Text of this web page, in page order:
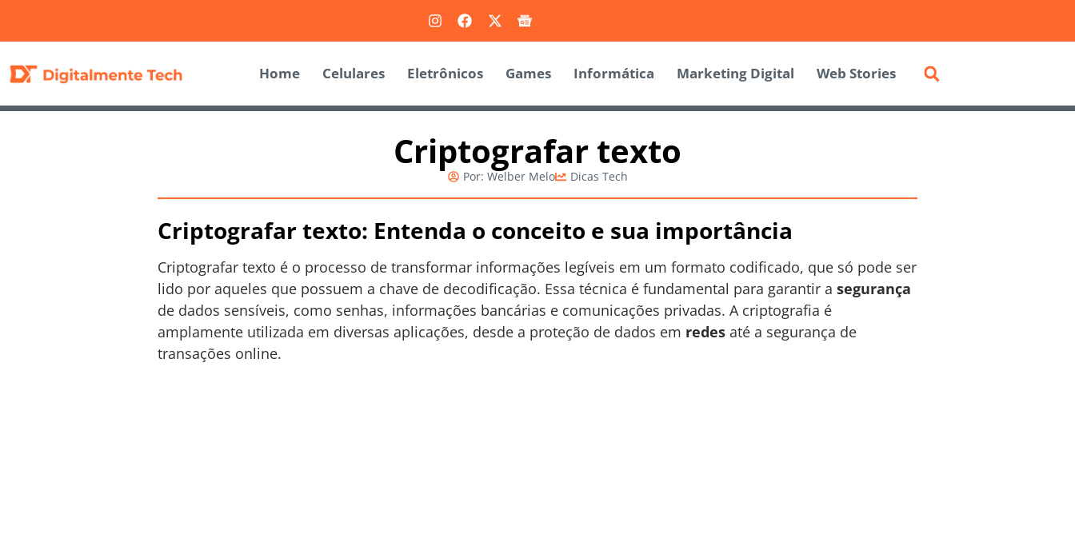
Home Celulares Eletrônicos Games Informática Marketing Digital Web Stories
Criptografar texto
Por: Welber Melo Dicas Tech
Criptografar texto: Entenda o conceito e sua importância
Criptografar texto é o processo de transformar informações legíveis em um formato codificado, que só pode ser
lido por aqueles que possuem a chave de decodificação. Essa técnica é fundamental para garantir a segurança
de dados sensíveis, como senhas, informações bancárias e comunicações privadas. A criptografia é
amplamente utilizada em diversas aplicações, desde a proteção de dados em redes até a segurança de
transações online.